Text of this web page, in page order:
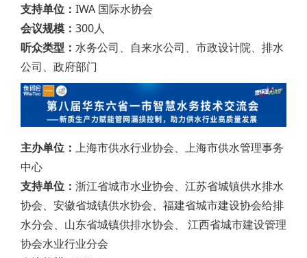
支持单位： IWA 国际水协会
会议规模： 300人
听众类型： 水务公司、自来水公司、市政设计院、排水
公司、政府部门
主办单位： 上海市供水行业协会、上海市供水管理事务
中心
支持单位： 浙江省城市水业协会、江苏省城镇供水排水
协会、安徽省城镇供水协会、福建省城市建设协会给排
水分会、山东省城镇供排水协会、 江西省城市建设管理
协会水业行业分会